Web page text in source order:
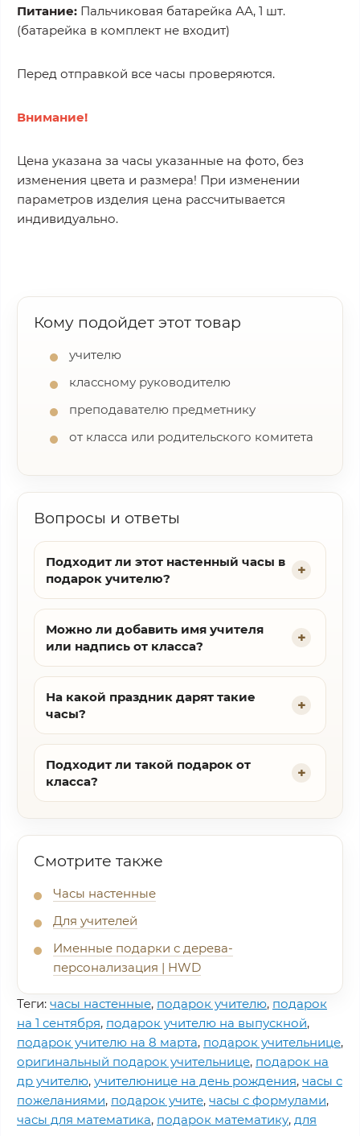
Питание: Пальчиковая батарейка АА, 1 шт.
(батарейка в комплект не входит)
Перед отправкой все часы проверяются.
Внимание!
Цена указана за часы указанные на фото, без
изменения цвета и размера! При изменении
параметров изделия цена рассчитывается
индивидуально.
Кому подойдет этот товар
учителю
классному руководителю
преподавателю предметнику
от класса или родительского комитета
Вопросы и ответы
Подходит ли этот настенный часы в
подарок учителю?
Можно ли добавить имя учителя
или надпись от класса?
На какой праздник дарят такие
часы?
Подходит ли такой подарок от
класса?
Смотрите также
Часы настенные
Для учителей
Именные подарки с дерева-
персонализация | HWD
Теги: часы настенные, подарок учителю, подарок
на 1 сентября, подарок учителю на выпускной,
подарок учителю на 8 марта, подарок учительнице,
оригинальный подарок учительнице, подарок на
др учителю, учителюнице на день рождения, часы с
пожеланиями, подарок учите, часы с формулами,
часы для математика, подарок математику, для